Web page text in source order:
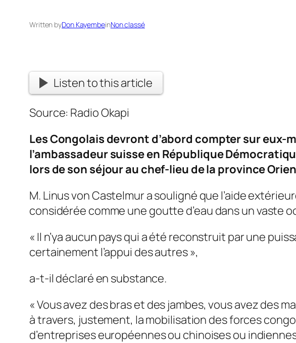
Written byDon KayembeinNon classé
Listen to this article
Source: Radio Okapi
Les Congolais devront d’abord compter sur eux-
l’ambassadeur suisse en République
lors de son séjour au chef-lieu de la province
M. Linus von Castelmur a souligné que l’aide
considérée comme une goutte d’eau dans un vaste
« Il n’ya aucun pays qui a été reconstruit par une
certainement l’appui des autres»,
a-t-il déclaré en substance.
«Vous avez des bras et des jambes, vous avez des
à travers, justement, la mobilisation des forces
d’entreprises européennes ou chinoises ou